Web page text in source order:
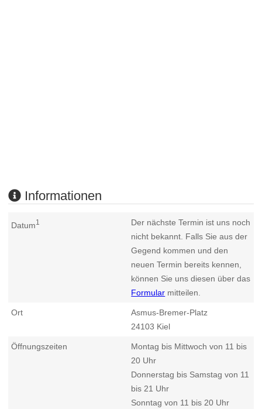
Informationen
Datum1
Der nächste Termin ist uns noch
nicht bekannt. Falls Sie aus der
Gegend kommen und den
neuen Termin bereits kennen,
können Sie uns diesen über das
Formular mitteilen.
Ort
Asmus-Bremer-Platz
24103 Kiel
Öffnungszeiten
Montag bis Mittwoch von 11 bis
20 Uhr
Donnerstag bis Samstag von 11
bis 21 Uhr
Sonntag von 11 bis 20 Uhr